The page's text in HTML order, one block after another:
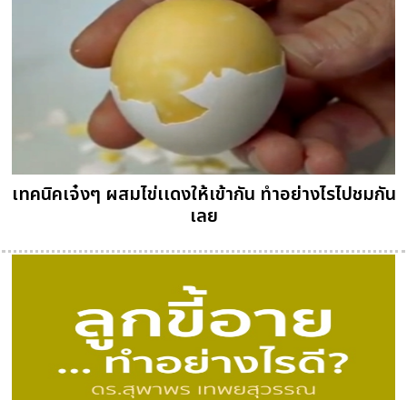
เทคนิคเจ๋งๆ ผสมไข่เเดงให้เข้ากัน ทำอย่างไรไปชมกัน
เลย